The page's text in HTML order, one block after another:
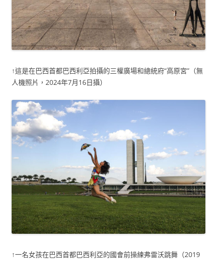
↑這是在巴西首都巴西利亞拍攝的三權廣場和總統府“高原宮”（無
人機照片，2024年7月16日攝）
↑一名女孩在巴西首都巴西利亞的國會前操練弗雷沃跳舞（2019